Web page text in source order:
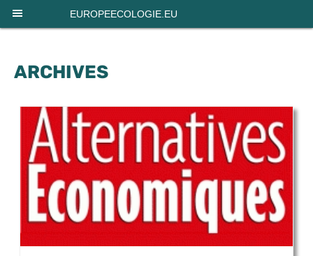
EUROPEECOLOGIE.EU
ARCHIVES